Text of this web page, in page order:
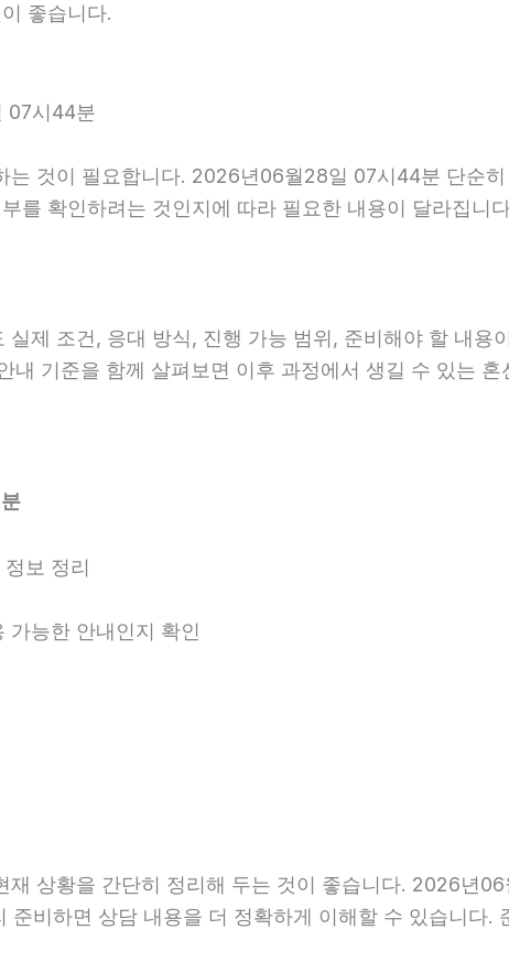
좋습니다.
07시44분
것이 필요합니다. 2026년06월28일 07시44분 단순
를 확인하려는 것인지에 따라 필요한 내용이 달라집니
제 조건, 응대 방식, 진행 가능 범위, 준비해야 할 내
기준을 함께 살펴보면 이후 과정에서 생길 수 있는 혼
보 정리
능한 안내인지 확인
상황을 간단히 정리해 두는 것이 좋습니다. 2026년
비하면 상담 내용을 더 정확하게 이해할 수 있습니다